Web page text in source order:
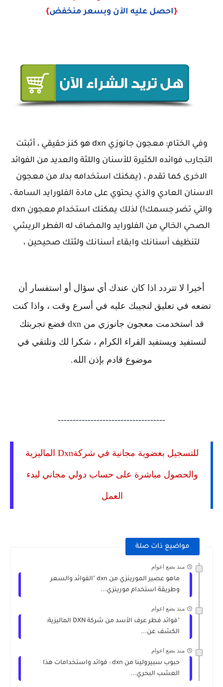
{احصل عليه الآن وبسعر منخفض}
وفي الختام: معجون جانوزي dxn هو كنز حقيقي ، أثبتت
التجارب فوائده الكثيرة للأسنان واللثة والعديد من الفوائد
الاخرى كما تقدم ، (يمكنك استخدامه بدلا من معجون
الاسنان العادي والذي يحتوي على مادة الفلورايد السامة ،
والتي تضر جسمك!) لذلك يمكنك استخدام معجون dxn
الصحي الخالي من الفلورايد والمضاف له الفطر الريشي
لتنظيف أسنانك وابقاء أسنانك ولثتك صحيحين ،
أخيرا لا تتردد اذا كان عندك أي سؤال أو استفسار أن
تضعه في تعليق لنجيبك عليه في أسرع وقت ، واذا كنت
قد استخدمت معجون جانوزي من dxn فضع تجربتك
لنستفيد ويستفيد القراء الكرام ، شكرا لك ونلتقي في
موضوع قادم بإذن الله.
------------------------------------
للتسجيل بعضوية مجانية في شركةDxn الماليزية
والحصول مباشرة على حساب دولي مجاني لبدء
العمل
مواضيع ذات صلة
منذ بضع اعوام
ماهو عصير المورينزي من dxn "الفوائد والسعر
وطريقة استخدام مورينزي...
منذ بضع اعوام
"فوائد فطر عرف الأسد من شركة DXN الماليزية:
الكشف عن...
منذ بضع اعوام
حبوب سبيرولينا من dxn : فوائد واستخدامات هذا
العشب البحري...